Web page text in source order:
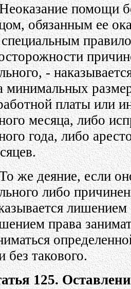
помощи
обязанным ее
-
минимальных
платы или
месяца, либо
года, либо
же деяние, если
либо
права
без такового.
125.